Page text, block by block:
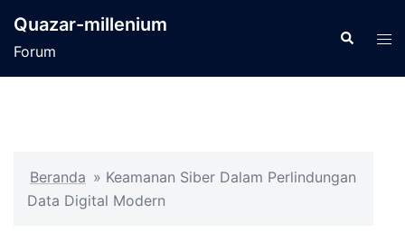
Quazar-millenium
Forum
Cari
Beranda » Keamanan Siber Dalam Perlindungan
Data Digital Modern